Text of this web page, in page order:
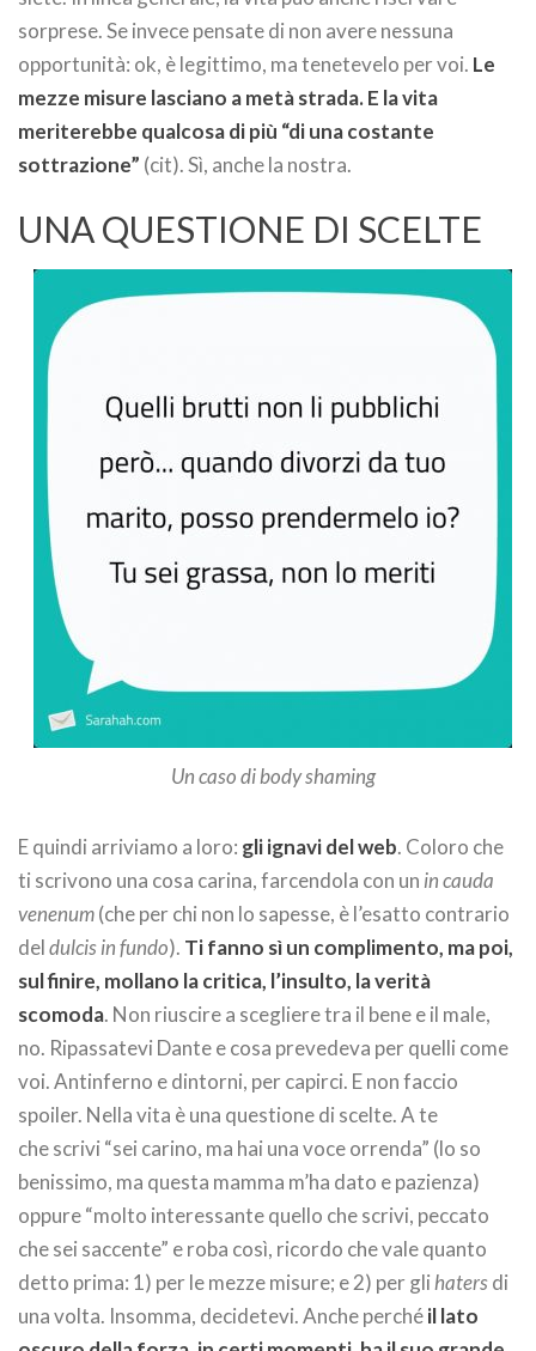
sorprese. Se invece pensate di non avere nessuna
opportunità: ok, è legittimo, ma tenetevelo per voi. Le
mezze misure lasciano a metà strada. E la vita
meriterebbe qualcosa di più “di una costante
sottrazione” (cit). Sì, anche la nostra.
UNA QUESTIONE DI SCELTE
Un caso di body shaming
E quindi arriviamo a loro: gli ignavi del web. Coloro che
ti scrivono una cosa carina, farcendola con un in cauda
venenum(che per chi non lo sapesse, è l’esatto contrario
deldulcis in fundo). Ti fanno sì un complimento, ma poi,
sul finire, mollano la critica, l’insulto, la verità
scomoda. Non riuscire a scegliere tra il bene e il male,
no. Ripassatevi Dante e cosa prevedeva per quelli come
voi. Antinferno e dintorni, per capirci. E non faccio
spoiler. Nella vita è una questione di scelte. A te
che scrivi “sei carino, ma hai una voce orrenda” (lo so
benissimo, ma questa mamma m’ha dato e pazienza)
oppure “molto interessante quello che scrivi, peccato
che sei saccente” e roba così, ricordo che vale quanto
detto prima: 1) per le mezze misure; e 2) per gli hatersdi
una volta. Insomma, decidetevi. Anche perchéil lato